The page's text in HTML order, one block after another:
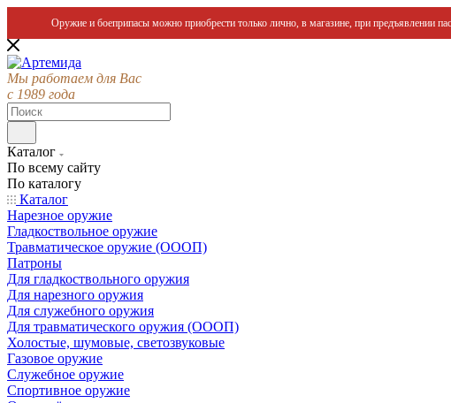
Оружие и боеприпасы можно приобрести только лично, в магазине, при предъявлении
Мы работаем для Вас
с 1989 года
Каталог
По всему сайту
По каталогу
Каталог
Нарезное оружие
Гладкоствольное оружие
Травматическое оружие (ОООП)
Патроны
Для гладкоствольного оружия
Для нарезного оружия
Для служебного оружия
Для травматического оружия (ОООП)
Холостые, шумовые, светозвуковые
Газовое оружие
Служебное оружие
Спортивное оружие